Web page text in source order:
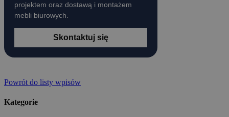
projektem oraz dostawą i montażem
mebli biurowych.
Skontaktuj się
Powrót do listy wpisów
Kategorie